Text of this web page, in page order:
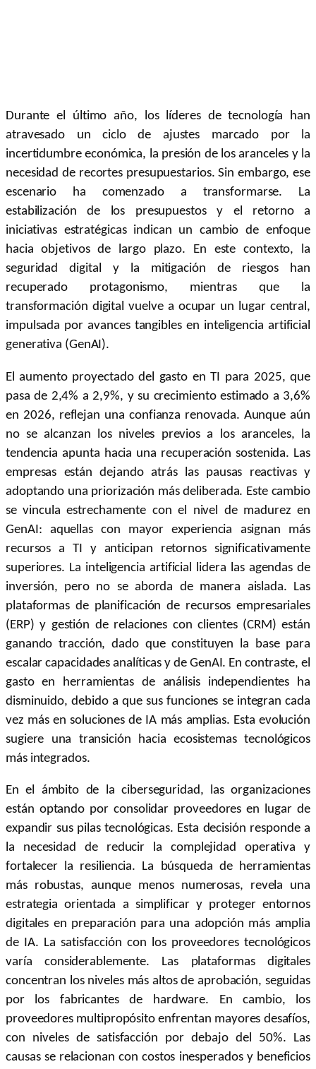
Durante el último año, los líderes de tecnología han
atravesado un ciclo de ajustes marcado por la
incertidumbre económica, la presión de los aranceles y la
necesidad de recortes presupuestarios. Sin embargo, ese
escenario ha comenzado a transformarse. La
estabilización de los presupuestos y el retorno a
iniciativas estratégicas indican un cambio de enfoque
hacia objetivos de largo plazo. En este contexto, la
seguridad digital y la mitigación de riesgos han
recuperado protagonismo, mientras que la
transformación digital vuelve a ocupar un lugar central,
impulsada por avances tangibles en inteligencia artificial
generativa (GenAI).
El aumento proyectado del gasto en TI para 2025, que
pasa de 2,4% a 2,9%, y su crecimiento estimado a 3,6%
en 2026, reflejan una confianza renovada. Aunque aún
no se alcanzan los niveles previos a los aranceles, la
tendencia apunta hacia una recuperación sostenida. Las
empresas están dejando atrás las pausas reactivas y
adoptando una priorización más deliberada. Este cambio
se vincula estrechamente con el nivel de madurez en
GenAI: aquellas con mayor experiencia asignan más
recursos a TI y anticipan retornos significativamente
superiores. La inteligencia artificial lidera las agendas de
inversión, pero no se aborda de manera aislada. Las
plataformas de planificación de recursos empresariales
(ERP) y gestión de relaciones con clientes (CRM) están
ganando tracción, dado que constituyen la base para
escalar capacidades analíticas y de GenAI. En contraste, el
gasto en herramientas de análisis independientes ha
disminuido, debido a que sus funciones se integran cada
vez más en soluciones de IA más amplias. Esta evolución
sugiere una transición hacia ecosistemas tecnológicos
más integrados.
En el ámbito de la ciberseguridad, las organizaciones
están optando por consolidar proveedores en lugar de
expandir sus pilas tecnológicas. Esta decisión responde a
la necesidad de reducir la complejidad operativa y
fortalecer la resiliencia. La búsqueda de herramientas
más robustas, aunque menos numerosas, revela una
estrategia orientada a simplificar y proteger entornos
digitales en preparación para una adopción más amplia
de IA. La satisfacción con los proveedores tecnológicos
varía considerablemente. Las plataformas digitales
concentran los niveles más altos de aprobación, seguidas
por los fabricantes de hardware. En cambio, los
proveedores multipropósito enfrentan mayores desafíos,
con niveles de satisfacción por debajo del 50%. Las
causas se relacionan con costos inesperados y beneficios